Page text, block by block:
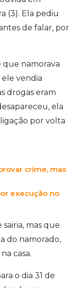
(3). Ela pediu
de falar, por
que namorava
vendia
drogas eram
ela
por volta
crime, mas
execução no
mas que
do namorado,
casa.
o dia 31 de